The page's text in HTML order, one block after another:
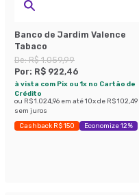
Banco de Jardim Valence
Tabaco
De:R$ 1.059,99
Por: R$ 922,46
à vista com Pix ou 1x no Cartão de
Crédito
ou R$ 1.024,96 em até10x de R$ 102,49
sem juros
Cashback R$ 150 Economize 12%